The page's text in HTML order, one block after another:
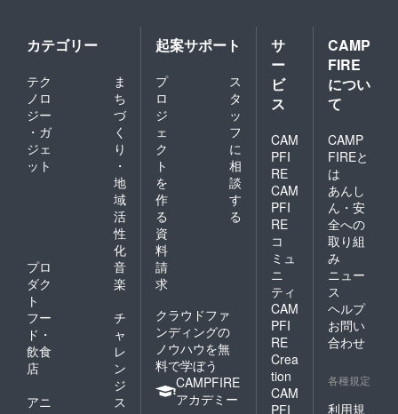
カテゴリー
テク
ノロ
ジー
・ガ
ジェ
ット
ま
ち
づ
く
り
・
地
域
活
性
化
プロ
ダク
ト
音
楽
フー
ド・
飲食
店
チ
ャ
レ
ン
ジ
アニ
ス
起案サポート
プ
ロ
ジ
ェ
ク
ト
を
作
る
ス
タ
ッ
フ
に
相
談
す
る
資
料
請
求
クラウドファ
ンディングの
ノウハウを無
料で学ぼう
CAMPFIRE
アカデミー
サ
ー
ビ
ス
CAM
PFI
RE
CAM
PFI
RE
コ
ミュ
ニ
ティ
CAM
PFI
RE
Crea
tion
CAM
PFI
CAMP
FIRE
につい
て
CAMP
FIREと
は
あんし
ん・安
全への
取り組
み
ニュー
ス
ヘルプ
お問い
合わせ
各種規定
利用規